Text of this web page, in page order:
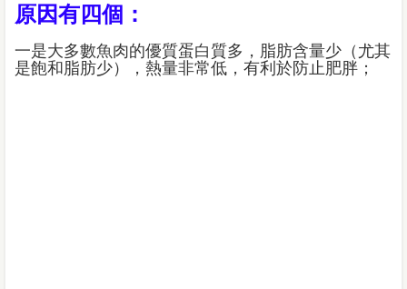
原因有四個：
一是大多數魚肉的優質蛋白質多，脂肪含量少（尤其
是飽和脂肪少），熱量非常低，有利於防止肥胖；